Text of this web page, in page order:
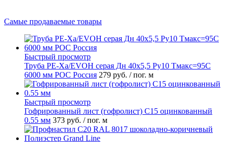
Самые продаваемые товары
Быстрый просмотр
Труба PE-Xa/EVOH серая Дн 40х5,5 Ру10 Тмакс=95C
6000 мм РОС Россия 279 руб. / пог. м
Быстрый просмотр
Гофрированный лист (гофролист) С15 оцинкованный
0.55 мм 373 руб. / пог. м